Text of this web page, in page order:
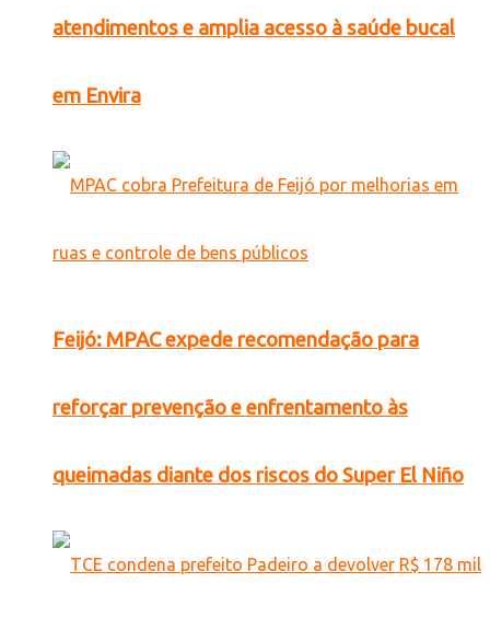
atendimentos e amplia acesso à saúde bucal
em Envira
Feijó: MPAC expede recomendação para
reforçar prevenção e enfrentamento às
queimadas diante dos riscos do Super El Niño